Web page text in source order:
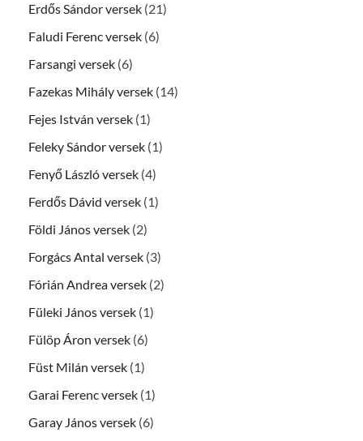
Erdős Sándor versek (21)
Faludi Ferenc versek (6)
Farsangi versek (6)
Fazekas Mihály versek (14)
Fejes István versek (1)
Feleky Sándor versek (1)
Fenyő László versek (4)
Ferdős Dávid versek (1)
Földi János versek (2)
Forgács Antal versek (3)
Fórián Andrea versek (2)
Füleki János versek (1)
Fülöp Áron versek (6)
Füst Milán versek (1)
Garai Ferenc versek (1)
Garay János versek (6)